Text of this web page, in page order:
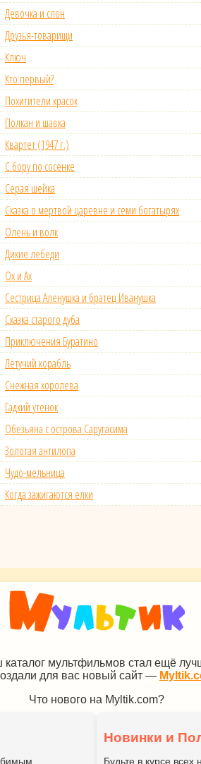
Девочка и слон
Друзья-товарищи
Ключ
Кто первый?
Похитители красок
Полкан и шавка
Квартет (1947 г.)
С бору по сосенке
Серая шейка
Сказка о мертвой царевне и семи богатырях
Олень и волк
Дикие лебеди
Ох и Ах
Сестрица Аленушка и братец Иванушка
Сказка старого дуба
Приключения Буратино
Летучий корабль
Снежная королева
Гадкий утенок
Обезьяна с острова Саругасима
Золотая антилопа
Чудо-мельница
Когда зажигаются елки
каталог мультфильмов стал ещё
для вас новый сайт —
Что нового на Myltik.com?
Новинки и
Будьте в курсе